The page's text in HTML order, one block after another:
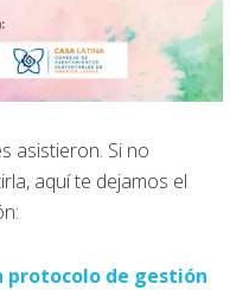
asistieron. Si no
aquí te dejamos el
protocolo de gestión